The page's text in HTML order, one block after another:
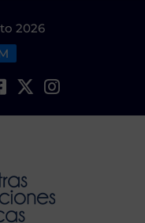
2026